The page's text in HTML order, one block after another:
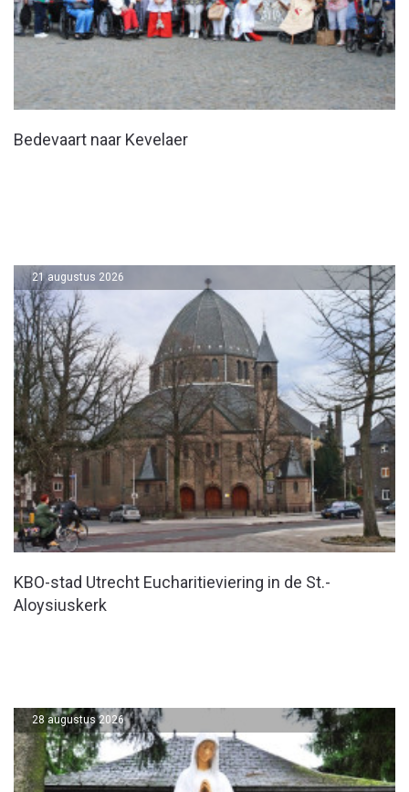
Bedevaart naar Kevelaer
KBO-stad Utrecht Eucharitieviering in de St.-
Aloysiuskerk
21 augustus 2026
28 augustus 2026